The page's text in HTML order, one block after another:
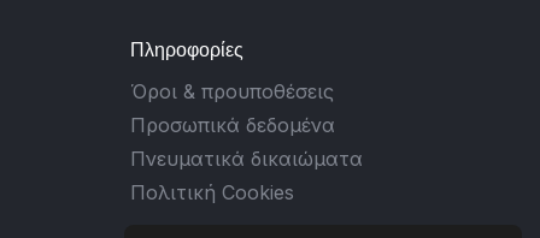
Πληροφορίες
Όροι & προυποθέσεις
Προσωπικά δεδομένα
Πνευματικά δικαιώματα
Πολιτική Cookies